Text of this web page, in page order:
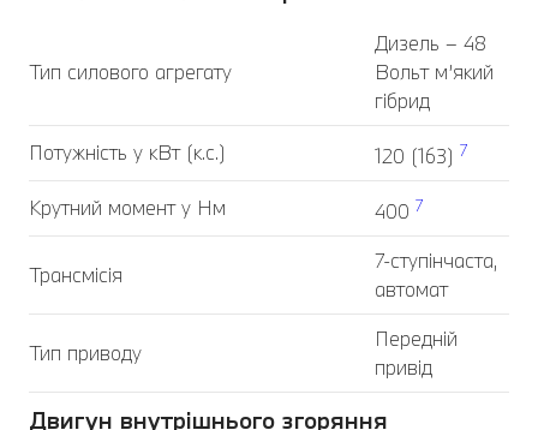
Тип силового агрегату
Дизель – 48
Вольт м’який
гібрид
Потужність у кВт (к.с.) 120 (163) 7
Крутний момент у Нм 400 7
Трансмісія
7-ступінчаста,
автомат
Тип приводу
Передній
привід
Двигун внутрішнього згоряння